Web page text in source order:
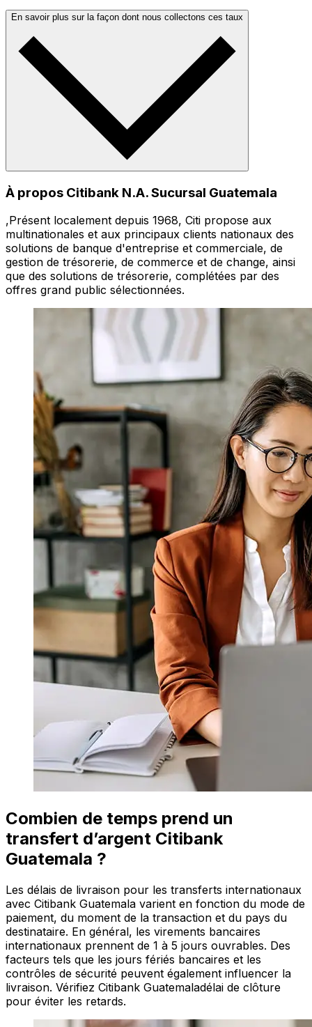
En savoir plus sur la façon dont nous collectons ces taux
À propos Citibank N.A. Sucursal Guatemala
,Présent localement depuis 1968, Citi propose aux
multinationales et aux principaux clients nationaux des
solutions de banque d'entreprise et commerciale, de
gestion de trésorerie, de commerce et de change, ainsi
que des solutions de trésorerie, complétées par des
offres grand public sélectionnées.
Combien de temps prend un
transfert d’argent Citibank
Guatemala ?
Les délais de livraison pour les transferts internationaux
avec Citibank Guatemala varient en fonction du mode de
paiement, du moment de la transaction et du pays du
destinataire. En général, les virements bancaires
internationaux prennent de 1 à 5 jours ouvrables. Des
facteurs tels que les jours fériés bancaires et les
contrôles de sécurité peuvent également influencer la
livraison. Vérifiez Citibank Guatemaladélai de clôture
pour éviter les retards.